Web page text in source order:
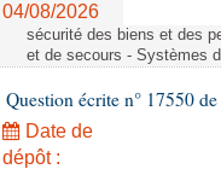
04/08/2026
sécurité des biens et des
et de secours - Systèmes
Question écrite n° 17550
Date de
dépôt :